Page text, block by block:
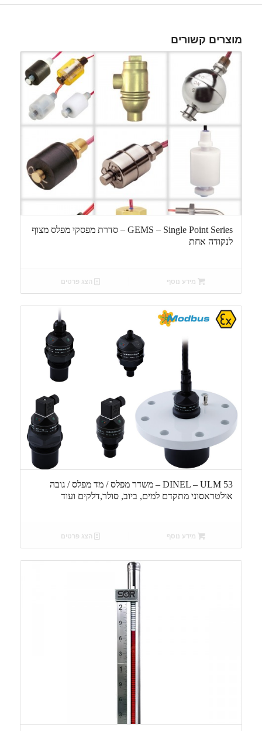
מוצרים קשורים
GEMS – Single Point Series – סדרת מפסקי מפלס מצוף
לנקודה אחת
מידע נוסף הצג פרטים
DINEL – ULM 53 – משדר מפלס / מד מפלס / גובה
אולטראסוני מתקדם למים, ביוב, סולר,דלקים ועוד
מידע נוסף הצג פרטים